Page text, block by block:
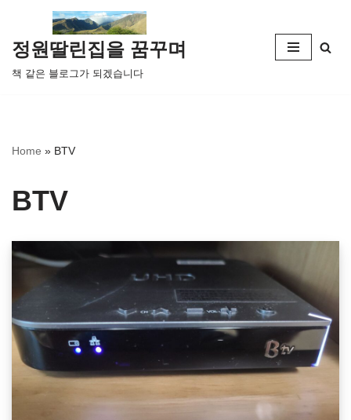
콘
텐
츠
뛰
정원딸린집을 꿈꾸며
책 같은 블로그가 되겠습니다
Home » BTV
BTV